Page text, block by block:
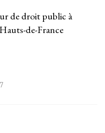
de droit public à
de-France